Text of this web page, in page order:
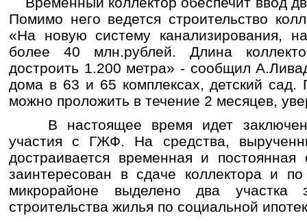
Помимо него ведется строительство
«На новую систему канализирования,
более 40 млн.рублей. Длина
достроить 1.200 метра» - сообщил
дома в 63 и 65 комплексах, детский сад.
можно проложить в течение 2 месяцев,
В настоящее время идет
участия с ГЖФ. На средства,
достраивается временная и
заинтересован в сдаче коллектора и
микрорайоне выделено два
строительства жилья по социальной